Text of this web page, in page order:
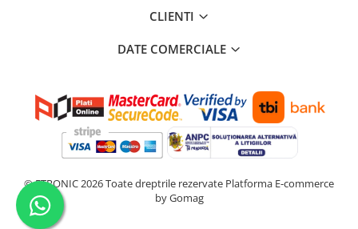
CLIENTI
DATE COMERCIALE
© ETRONIC 2026 Toate dreptrile rezervate Platforma E-commerce
by Gomag